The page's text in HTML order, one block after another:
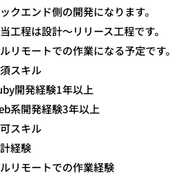
クエンド側の開発になります。
工程は設計～リリース工程です。
リモートでの作業になる予定です。
スキル
開発経験1年以上
系開発経験3年以上
スキル
経験
リモートでの作業経験